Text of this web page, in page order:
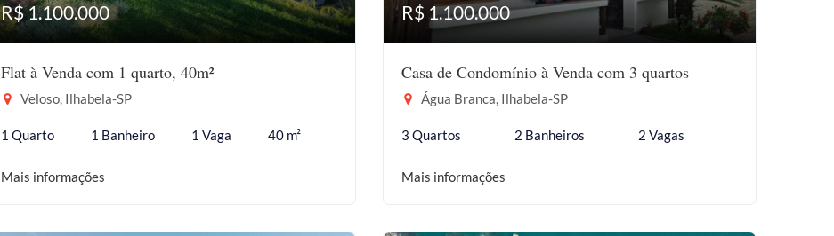
R$ 1.100.000
Flat à Venda com 1 quarto, 40m²
Veloso, Ilhabela-SP
1 Quarto 1 Banheiro 1 Vaga 40 m²
Mais informações
R$ 1.100.000
Casa de Condomínio à Venda com 3 quartos
Água Branca, Ilhabela-SP
3 Quartos 2 Banheiros 2 Vagas
Mais informações